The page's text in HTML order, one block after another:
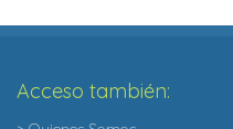
Acceso también: